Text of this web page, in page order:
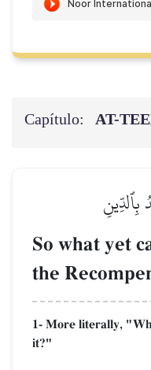
Capítulo: AT-
So what yet
the
1- More literally,
it?"